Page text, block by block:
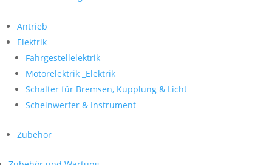
Antrieb
Elektrik
Fahrgestellelektrik
Motorelektrik _Elektrik
Schalter für Bremsen, Kupplung & Licht
Scheinwerfer & Instrument
Zubehör